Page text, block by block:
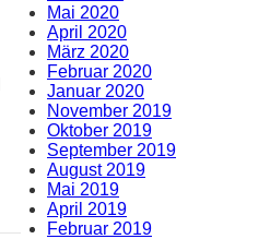
Mai 2020
April 2020
März 2020
Februar 2020
Januar 2020
November 2019
Oktober 2019
September 2019
August 2019
Mai 2019
April 2019
Februar 2019